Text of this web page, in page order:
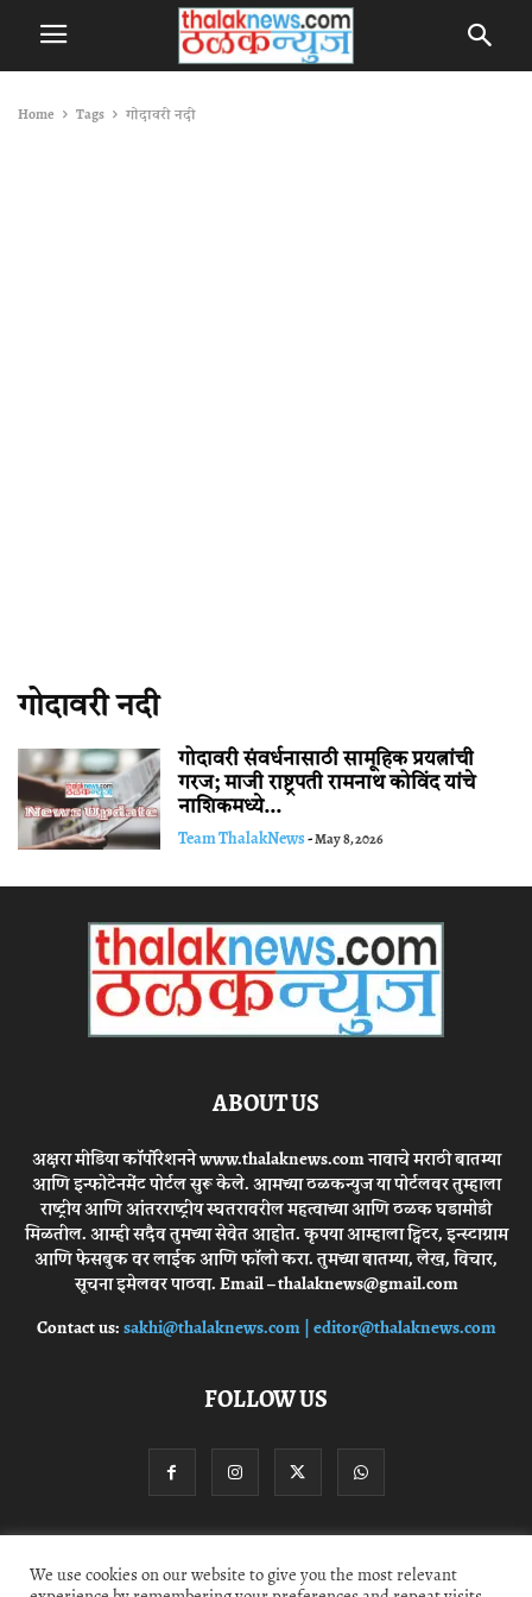
Home Tags गोदावरी नदी
गोदावरी नदी
गोदावरी संवर्धनासाठी सामूहिक प्रयत्नांची
गरज; माजी राष्ट्रपती रामनाथ कोविंद यांचे
नाशिकमध्ये...
Team ThalakNews-May 8, 2026
ABOUT US
अक्षरा मीडिया कॉर्पोरेशनने www.thalaknews.com नावाचे मराठी बातम्या
आणि इन्फोटेनमेंट पोर्टल सुरू केले. आमच्या ठळकन्युज या पोर्टलवर तुम्हाला
राष्ट्रीय आणि आंतरराष्ट्रीय स्घतरावरील महत्वाच्या आणि ठळक घडामोडी
मिळतील. आम्ही सदैव तुमच्या सेवेत आहोत. कृपया आम्हाला ट्विटर, इन्स्टाग्राम
आणि फेसबुक वर लाईक आणि फॉलो करा. तुमच्या बातम्या, लेख, विचार,
सूचना इमेलवर पाठवा. Email – thalaknews@gmail.com
Contact us:sakhi@thalaknews.com | editor@thalaknews.com
FOLLOW US
Privacy Policy Contact Us
We use cookies on our website to give you the most relevant